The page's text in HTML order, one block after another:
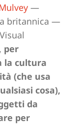
—
britannica —
per
la cultura
(che usa
cosa),
da
per